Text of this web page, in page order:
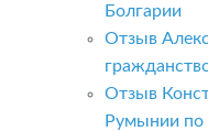
Болгарии
Отзыв
Отзыв
Румынии по